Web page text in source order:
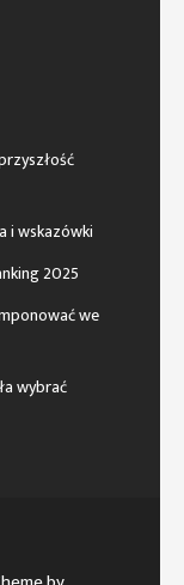
i wskazówki
2025
we
wybrać